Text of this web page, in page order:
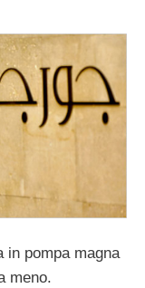
in pompa magna
meno.